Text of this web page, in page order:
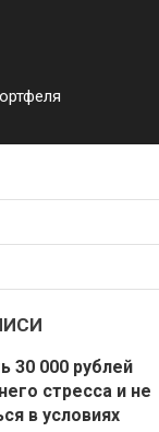
30 000 рублей
стресса и не
в условиях